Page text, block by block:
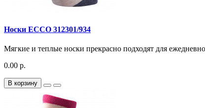
Носки ECCO 312301/934
Мягкие и теплые носки прекрасно подходят для
0.00 р.
В корзину